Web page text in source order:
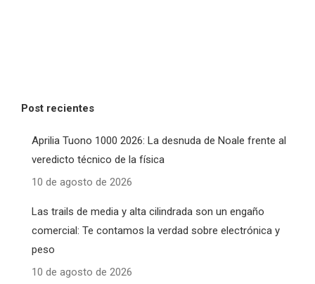
Post recientes
Aprilia Tuono 1000 2026: La desnuda de Noale frente al
veredicto técnico de la física
10 de agosto de 2026
Las trails de media y alta cilindrada son un engaño
comercial: Te contamos la verdad sobre electrónica y
peso
10 de agosto de 2026